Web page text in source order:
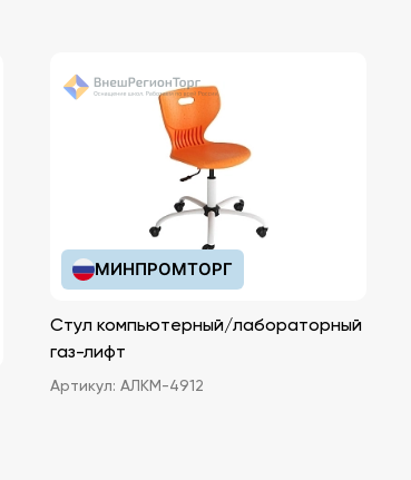
МИНПРОМТОРГ
Стул компьютерный/лабораторный
газ-лифт
Артикул: АЛКМ-4912